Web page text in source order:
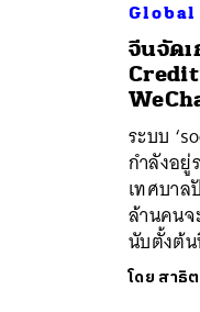
จีนจัด
ระบบ
กำลังอยู่
เทศบาล
ล้านคนจ
นับตั้งต้
โดย สาธิ